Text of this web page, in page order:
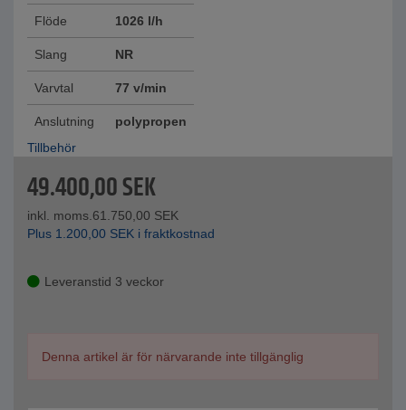
Flöde 1026 l/h
Slang NR
Varvtal 77 v/min
Anslutning
polypropen
Tillbehör
49.400,00SEK
inkl. moms.61.750,00 SEK
Plus 1.200,00 SEK i fraktkostnad
Leveranstid 3 veckor
Denna artikel är för närvarande inte tillgänglig